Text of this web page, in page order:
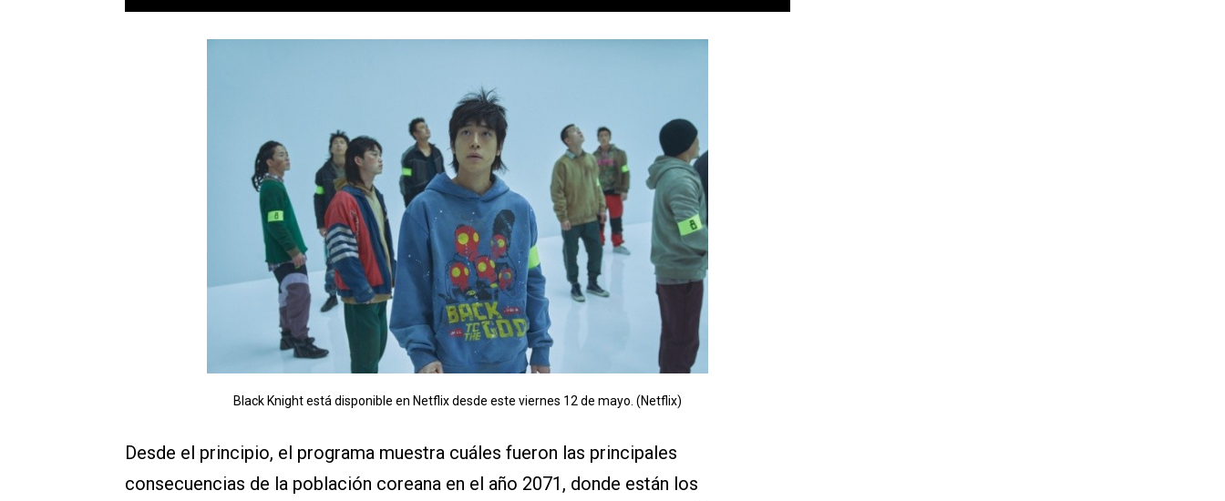
Black Knight está disponible en Netflix desde este viernes 12 de mayo. (Netflix)
Desde el principio, el programa muestra cuáles fueron las principales
consecuencias de la población coreana en el año 2071, donde están los